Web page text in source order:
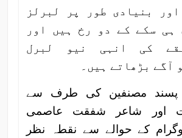
بنیادی طور پر لبرلز
ہی سکے کے دو رخ ہیں اور
کی انہی نیو لبرل
آگے بڑھاتے ہیں۔
پسند مصنفین کی طرف سے
اور شاعر شفقت عاصمی
کے حوالے سے نقطہ نظر